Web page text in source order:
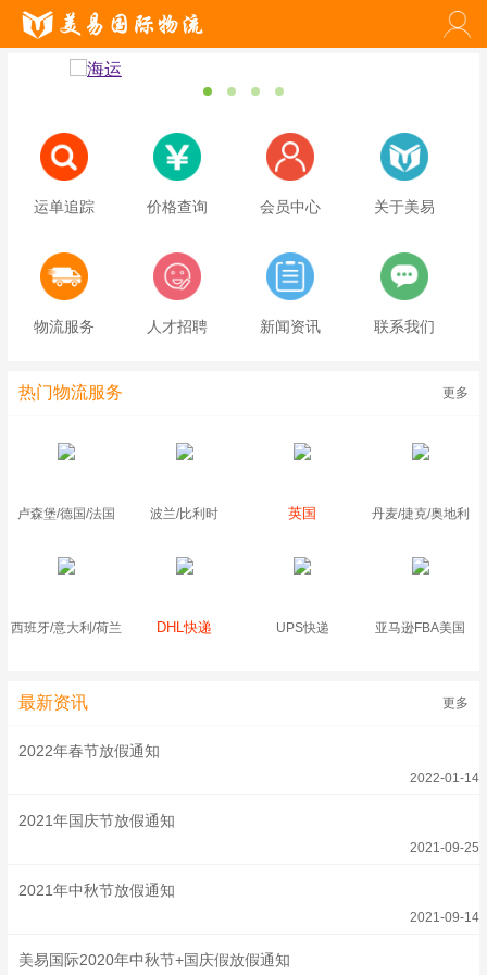
运单追踪 价格查询 会员中心 关于美易
物流服务 人才招聘 新闻资讯 联系我们
热门物流服务 更多
卢森堡/德国/法国 波兰/比利时 英国 丹麦/捷克/奥地利
西班牙/意大利/荷兰 DHL快递 UPS快递 亚马逊FBA美国
最新资讯 更多
2022年春节放假通知
2022-01-14
2021年国庆节放假通知
2021-09-25
2021年中秋节放假通知
2021-09-14
美易国际2020年中秋节+国庆假放假通知